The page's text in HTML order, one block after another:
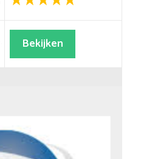
Bekijken